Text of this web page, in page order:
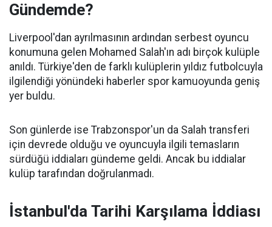
Gündemde?
Liverpool'dan ayrılmasının ardından serbest oyuncu
konumuna gelen Mohamed Salah'ın adı birçok kulüple
anıldı. Türkiye'den de farklı kulüplerin yıldız futbolcuyla
ilgilendiği yönündeki haberler spor kamuoyunda geniş
yer buldu.
Son günlerde ise Trabzonspor'un da Salah transferi
için devrede olduğu ve oyuncuyla ilgili temasların
sürdüğü iddiaları gündeme geldi. Ancak bu iddialar
kulüp tarafından doğrulanmadı.
İstanbul'da Tarihi Karşılama İddiası